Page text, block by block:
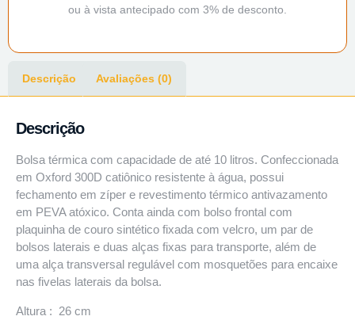
ou à vista antecipado com 3% de desconto.
Descrição Avaliações (0)
Descrição
Bolsa térmica com capacidade de até 10 litros. Confeccionada
em Oxford 300D catiônico resistente à água, possui
fechamento em zíper e revestimento térmico antivazamento
em PEVA atóxico. Conta ainda com bolso frontal com
plaquinha de couro sintético fixada com velcro, um par de
bolsos laterais e duas alças fixas para transporte, além de
uma alça transversal regulável com mosquetões para encaixe
nas fivelas laterais da bolsa.
Altura : 26 cm